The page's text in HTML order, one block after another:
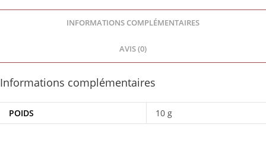
INFORMATIONS COMPLÉMENTAIRES
AVIS (0)
Informations complémentaires
POIDS 10 g